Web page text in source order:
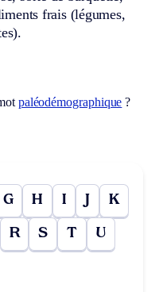
frais (légumes,
paléodémographique ?
G H I J K
R S T U